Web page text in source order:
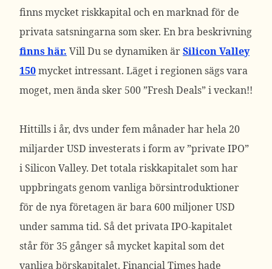
finns mycket riskkapital och en marknad för de
privata satsningarna som sker. En bra beskrivning
finns här. Vill Du se dynamiken ärSilicon Valley
150mycket intressant. Läget i regionen sägs vara
moget, men ända sker 500 ”Fresh Deals” i veckan!!
Hittills i år, dvs under fem månader har hela 20
miljarder USD investerats i form av ”private IPO”
i Silicon Valley. Det totala riskkapitalet som har
uppbringats genom vanliga börsintroduktioner
för de nya företagen är bara 600 miljoner USD
under samma tid. Så det privata IPO-kapitalet
står för 35 gånger så mycket kapital som det
vanliga börskapitalet. Financial Times hade